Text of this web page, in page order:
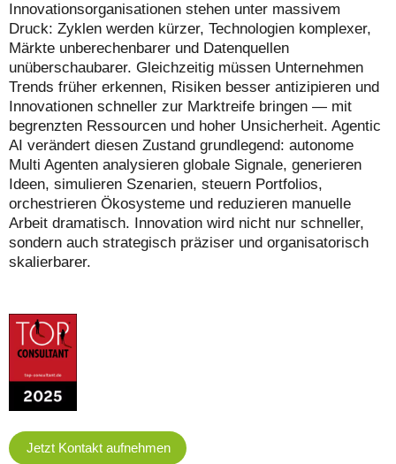
Innovationsorganisationen stehen unter massivem
Druck: Zyklen werden kürzer, Technologien komplexer,
Märkte unberechenbarer und Datenquellen
unüberschaubarer. Gleichzeitig müssen Unternehmen
Trends früher erkennen, Risiken besser antizipieren und
Innovationen schneller zur Marktreife bringen — mit
begrenzten Ressourcen und hoher Unsicherheit. Agentic
AI verändert diesen Zustand grundlegend: autonome
Multi Agenten analysieren globale Signale, generieren
Ideen, simulieren Szenarien, steuern Portfolios,
orchestrieren Ökosysteme und reduzieren manuelle
Arbeit dramatisch. Innovation wird nicht nur schneller,
sondern auch strategisch präziser und organisatorisch
skalierbarer.
Jetzt Kontakt aufnehmen